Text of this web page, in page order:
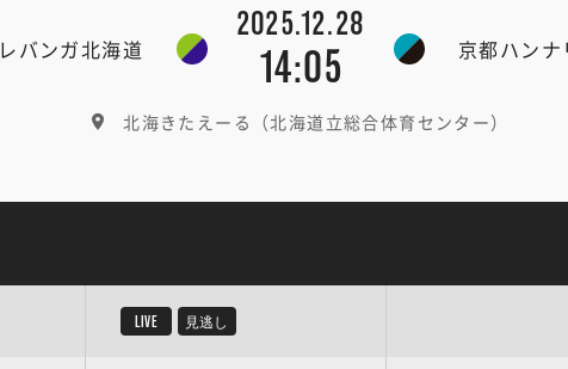
レバンガ北海道
2025.12.28
14:05 京都ハン
北海きたえーる（北海道立総合体育センター）
LIVE 見逃し